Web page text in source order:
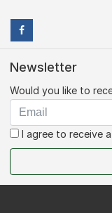
Newsletter
Would you like to
I agree to receive